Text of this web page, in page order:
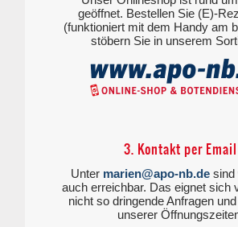
geöffnet. Bestellen Sie (E)-
(funktioniert mit dem Handy am
stöbern Sie in unserem
3. Kontakt per Email
Unter marien@apo-nb.desind
auch erreichbar. Das eignet sich
nicht so dringende Anfragen
unserer